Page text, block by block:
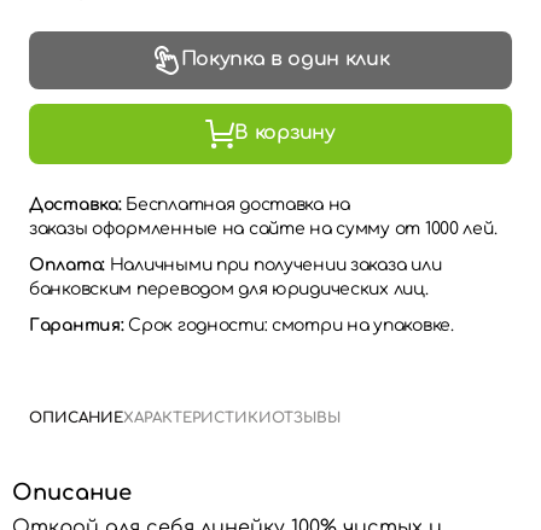
Покупка в один клик
В корзину
Доставка: Бесплатная доставка на
заказы оформленные на сайте на сумму от 1000 лей.
Оплата: Наличными при получении заказа или
банковским переводом для юридических лиц.
Гарантия:Срок годности: смотри на упаковке.
ОПИСАНИЕХАРАКТЕРИСТИКИОТЗЫВЫ
Описание